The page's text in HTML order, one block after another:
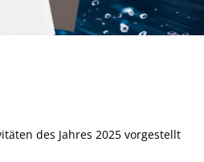
des Jahres 2025 vorgestellt